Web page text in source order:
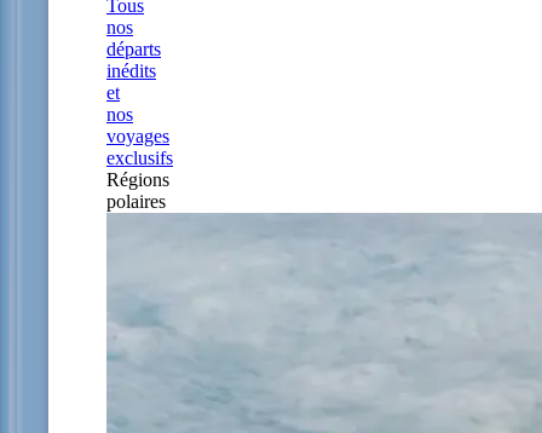
Tous
nos
départs
inédits
et
nos
voyages
exclusifs
Régions
polaires